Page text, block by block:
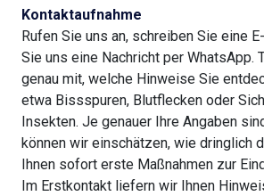
Kontaktaufnahme
Rufen Sie uns an, schreiben Sie eine
Sie uns eine Nachricht per WhatsApp.
genau mit, welche Hinweise Sie
etwa Bissspuren, Blutflecken oder
Insekten. Je genauer Ihre Angaben
können wir einschätzen, wie dringlich
Ihnen sofort erste Maßnahmen zur
Im Erstkontakt liefern wir Ihnen